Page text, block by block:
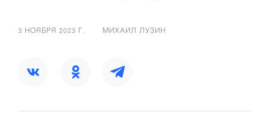
3 НОЯБРЯ 2023 Г. МИХАИЛ ЛУЗИН